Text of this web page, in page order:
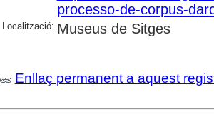
processo-de-corpus-
Localització: Museus de Sitges
Enllaç permanent a aquest